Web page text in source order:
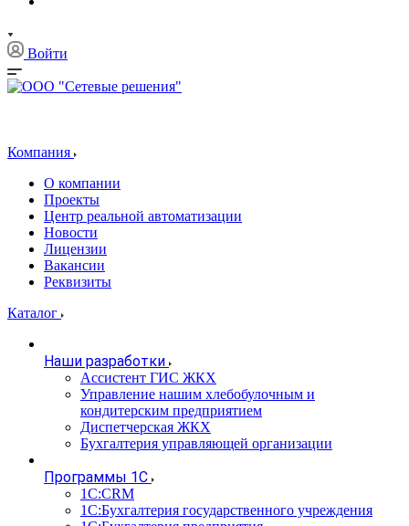
Войти
Компания
О компании
Проекты
Центр реальной автоматизации
Новости
Лицензии
Вакансии
Реквизиты
Каталог
Наши разработки
Ассистент ГИС ЖКХ
Управление нашим хлебобулочным и
кондитерским предприятием
Диспетчерская ЖКХ
Бухгалтерия управляющей организации
Программы 1С
1С:CRM
1С:Бухгалтерия государственного учреждения